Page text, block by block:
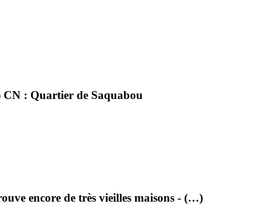
CN : Quartier de Saquabou
encore de très vieilles maisons - (…)